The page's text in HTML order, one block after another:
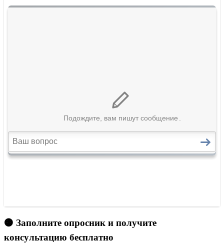
🟠 Заполните опросник и получите
консультацию бесплатно